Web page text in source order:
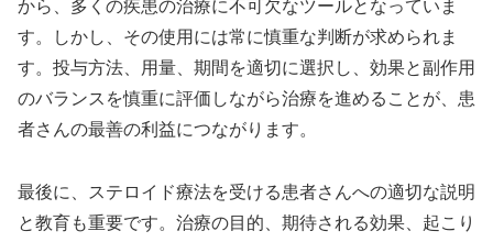
から、多くの疾患の治療に不可欠なツールとなっていま
す。しかし、その使用には常に慎重な判断が求められま
す。投与方法、用量、期間を適切に選択し、効果と副作用
のバランスを慎重に評価しながら治療を進めることが、患
者さんの最善の利益につながります。
最後に、ステロイド療法を受ける患者さんへの適切な説明
と教育も重要です。治療の目的、期待される効果、起こり